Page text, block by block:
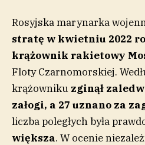
Rosyjska marynarka
stratę w kwietniu 2022
krążownik rakietowy
Floty Czarnomorskiej.
krążowniku zginął
załogi, a 27 uznano za
liczba poległych była
większa. W ocenie